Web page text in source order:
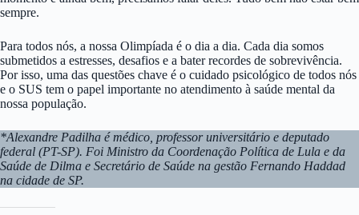
sempre.
Para todos nós, a nossa Olimpíada é o dia a dia. Cada dia somos
submetidos a estresses, desafios e a bater recordes de sobrevivência.
Por isso, uma das questões chave é o cuidado psicológico de todos nós
e o SUS tem o papel importante no atendimento à saúde mental da
nossa população.
*Alexandre Padilha é médico, professor universitário e deputado
federal (PT-SP). Foi Ministro da Coordenação Política de Lula e da
Saúde de Dilma e Secretário de Saúde na gestão Fernando Haddad
na cidade de SP.